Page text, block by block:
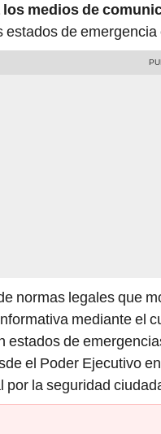
los medios de
estados de
normas legales que
mediante el
estados de
el Poder Ejecutivo
por la seguridad